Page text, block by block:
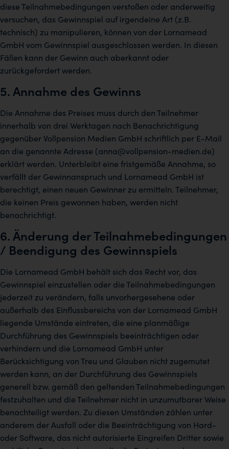
diese Teilnahmebedingungen verstoßen oder anderweitig
versuchen, das Gewinnspiel auf irgendeine Art (z.B.
technisch) zu manipulieren, können von der Lornamead
GmbH vom Gewinnspiel ausgeschlossen werden. In diesen
Fällen kann der Gewinn auch aberkannt oder
zurückgefordert werden.
5. Annahme des Gewinns
Die Annahme des Preises muss durch den Teilnehmer
innerhalb von drei Werktagen nach Benachrichtigung
gegenüber Vollpension Medien GmbH schriftlich per E-Mail
an die genannte Adresse (anna@vollpension-medien.de)
erklärt werden. Unterbleibt eine fristgemäße Annahme, so
verfällt der Gewinnanspruch und Lornamead GmbH ist
berechtigt, einen neuen Gewinner zu ermitteln. Teilnehmer,
die keinen Preis gewonnen haben, werden nicht
benachrichtigt.
6. Änderung der Teilnahmebedingungen
/ Beendigung des Gewinnspiels
Die Lornamead GmbH behält sich das Recht vor, das
Gewinnspiel einzustellen oder die Teilnahmebedingungen
jederzeit zu verändern, falls unvorhergesehene oder
außerhalb des Einflussbereichs von der Lornamead GmbH
liegende Umstände eintreten, die eine planmäßige
Durchführung des Gewinnspiels beeinträchtigen oder
verhindern und die Lornamead GmbH unter
Berücksichtigung von Treu und Glauben nicht zugemutet
werden kann, an der Durchführung des Gewinnspiels
generell bzw. gemäß den geltenden Teilnahmebedingungen
festzuhalten und die Teilnehmer nicht in unzumutbarer Weise
benachteiligt werden. Zu diesen Umständen zählen unter
anderem der Ausfall oder die Beeinträchtigung von Hard-
oder Software, das nicht autorisierte Eingreifen Dritter sowie